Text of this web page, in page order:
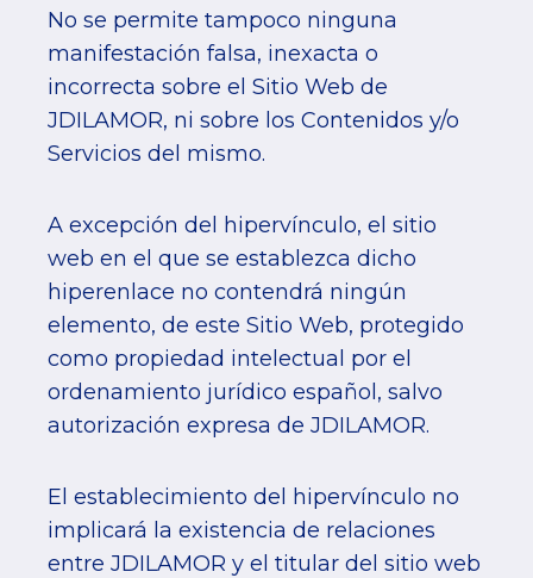
No se permite tampoco ninguna
manifestación falsa, inexacta o
incorrecta sobre el Sitio Web de
JDILAMOR, ni sobre los Contenidos y/o
Servicios del mismo.
A excepción del hipervínculo, el sitio
web en el que se establezca dicho
hiperenlace no contendrá ningún
elemento, de este Sitio Web, protegido
como propiedad intelectual por el
ordenamiento jurídico español, salvo
autorización expresa de JDILAMOR.
El establecimiento del hipervínculo no
implicará la existencia de relaciones
entre JDILAMOR y el titular del sitio web